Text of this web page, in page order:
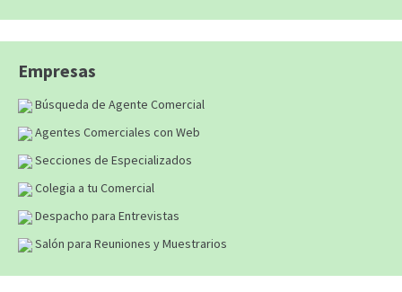
Empresas
Búsqueda de Agente Comercial
Agentes Comerciales con Web
Secciones de Especializados
Colegia a tu Comercial
Despacho para Entrevistas
Salón para Reuniones y Muestrarios